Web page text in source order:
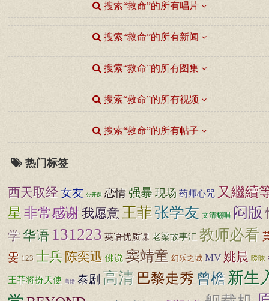
搜索“救命”的所有唱片
搜索“救命”的所有新闻
搜索“救命”的所有图集
搜索“救命”的所有视频
搜索“救命”的所有帖子
热门标签
西天取经女友 公开课 恋情 强暴 现场 药师心咒 又繼續
星 非常感谢我愿意 王菲张学友 文清翻唱 闷版
学华语 131223 英语优质课 老梁故事汇 教师必看
雯 123 士兵 陈奕迅 佛说 窦靖童 幻乐之城 MV 姚晨 暧昧
王菲将扮天使 离婚 泰剧 高清 巴黎走秀 曾檐新生